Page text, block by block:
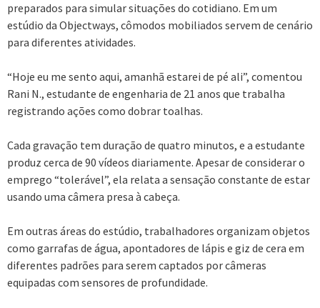
preparados para simular situações do cotidiano. Em um
estúdio da Objectways, cômodos mobiliados servem de cenário
para diferentes atividades.
“Hoje eu me sento aqui, amanhã estarei de pé ali”, comentou
Rani N., estudante de engenharia de 21 anos que trabalha
registrando ações como dobrar toalhas.
Cada gravação tem duração de quatro minutos, e a estudante
produz cerca de 90 vídeos diariamente. Apesar de considerar o
emprego “tolerável”, ela relata a sensação constante de estar
usando uma câmera presa à cabeça.
Em outras áreas do estúdio, trabalhadores organizam objetos
como garrafas de água, apontadores de lápis e giz de cera em
diferentes padrões para serem captados por câmeras
equipadas com sensores de profundidade.